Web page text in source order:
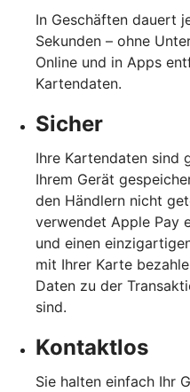
In Geschäften dauert
Sekunden – ohne
Online und in Apps
Kartendaten.
Sicher
Ihre Kartendaten sind
Ihrem Gerät
den Händlern nicht
verwendet Apple Pay
und einen
mit Ihrer Karte
Daten zu der
sind.
Kontaktlos
Sie halten einfach Ihr